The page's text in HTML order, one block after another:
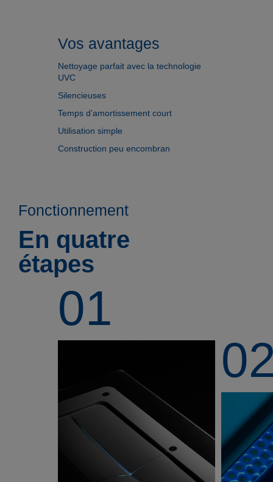
Vos avantages
Nettoyage parfait avec la technologie
UVC
Silencieuses
Temps d’amortissement court
Utilisation simple
Construction peu encombran
Fonctionnement
En quatre
étapes
01